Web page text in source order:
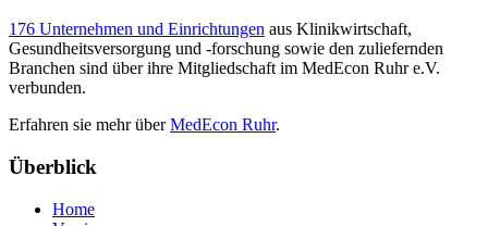
176 Unternehmen und Einrichtungen aus Klinikwirtschaft,
Gesundheitsversorgung und -forschung sowie den zuliefernden
Branchen sind über ihre Mitgliedschaft im MedEcon Ruhr e.V.
verbunden.
Erfahren sie mehr überMedEcon Ruhr.
Überblick
Home